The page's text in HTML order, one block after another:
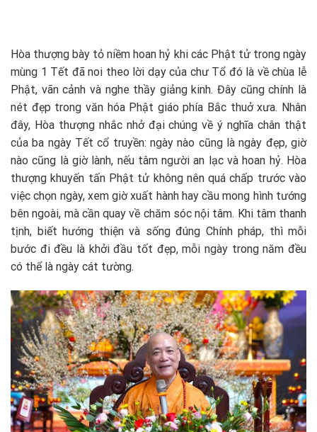
Hòa thượng bày tỏ niềm hoan hỷ khi các Phật tử trong ngày
mùng 1 Tết đã noi theo lời dạy của chư Tổ đó là về chùa lễ
Phật, vãn cảnh và nghe thầy giảng kinh. Đây cũng chính là
nét đẹp trong văn hóa Phật giáo phía Bắc thuở xưa. Nhân
đây, Hòa thượng nhắc nhở đại chúng về ý nghĩa chân thật
của ba ngày Tết cổ truyền: ngày nào cũng là ngày đẹp, giờ
nào cũng là giờ lành, nếu tâm người an lạc và hoan hỷ. Hòa
thượng khuyến tấn Phật tử không nên quá chấp trước vào
việc chọn ngày, xem giờ xuất hành hay cầu mong hình tướng
bên ngoài, mà cần quay về chăm sóc nội tâm. Khi tâm thanh
tịnh, biết hướng thiện và sống đúng Chính pháp, thì mỗi
bước đi đều là khởi đầu tốt đẹp, mỗi ngày trong năm đều
có thể là ngày cát tường.